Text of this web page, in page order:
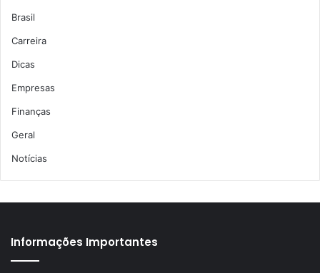
Brasil
Carreira
Dicas
Empresas
Finanças
Geral
Notícias
Informações Importantes